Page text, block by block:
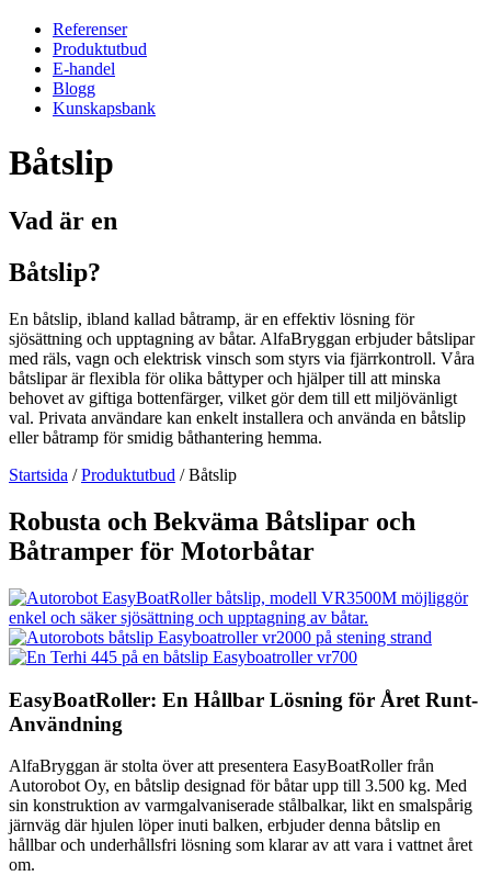
Referenser
Produktutbud
E-handel
Blogg
Kunskapsbank
Båtslip
Vad är en
Båtslip?
En båtslip, ibland kallad båtramp, är en effektiv lösning för
sjösättning och upptagning av båtar. AlfaBryggan erbjuder båtslipar
med räls, vagn och elektrisk vinsch som styrs via fjärrkontroll. Våra
båtslipar är flexibla för olika båttyper och hjälper till att minska
behovet av giftiga bottenfärger, vilket gör dem till ett miljövänligt
val. Privata användare kan enkelt installera och använda en båtslip
eller båtramp för smidig båthantering hemma.
Startsida /Produktutbud /Båtslip
Robusta och Bekväma Båtslipar och
Båtramper för Motorbåtar
EasyBoatRoller: En Hållbar Lösning för Året Runt-
Användning
AlfaBryggan är stolta över att presentera EasyBoatRoller från
Autorobot Oy, en båtslip designad för båtar upp till 3.500 kg. Med
sin konstruktion av varmgalvaniserade stålbalkar, likt en smalspårig
järnväg där hjulen löper inuti balken, erbjuder denna båtslip en
hållbar och underhållsfri lösning som klarar av att vara i vattnet året
om.